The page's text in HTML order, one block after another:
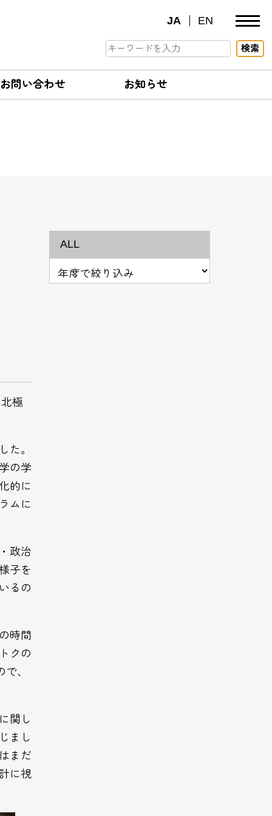
JA EN
検索
お問い合わせ お知らせ
極
た。
の学
的に
ムに
政治
子を
るの
時間
クの
、
関し
まし
まだ
に視
ALL